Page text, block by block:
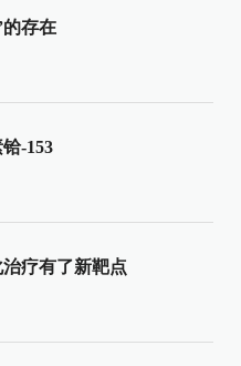
存在
-153
疗有了新靶点